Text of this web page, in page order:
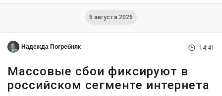
6 августа 2026
Надежда Погребняк 14:41
Массовые сбои фиксируют в
российском сегменте интернета